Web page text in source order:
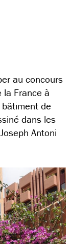
au concours
la France à
bâtiment de
dans les
Antoni